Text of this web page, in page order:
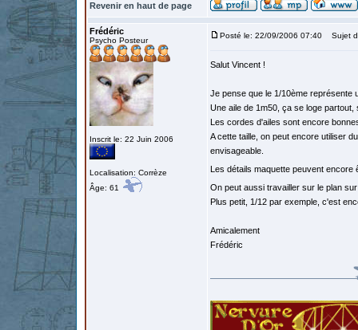
Revenir en haut de page
Frédéric
Psycho Posteur
Inscrit le: 22 Juin 2006
Localisation: Corrèze
Âge: 61
Posté le: 22/09/2006 07:40 Sujet
Salut Vincent !
Je pense que le 1/10ème représente
Une aile de 1m50, ça se loge
Les cordes d'ailes sont encore
A cette taille, on peut encore utiliser
envisageable.
Les détails maquette peuvent
On peut aussi travailler sur le plan
Plus petit, 1/12 par exemple, c'est
Amicalement
Frédéric